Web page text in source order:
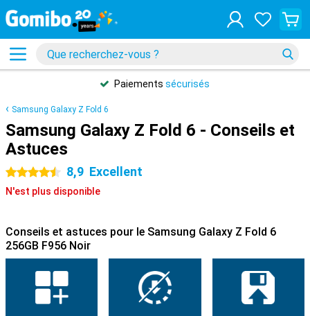
Paiements sécurisés
Samsung Galaxy Z Fold 6
Samsung Galaxy Z Fold 6 - Conseils et
Astuces
4.5 étoiles 8,9 Excellent
N'est plus disponible
Conseils et astuces pour le Samsung Galaxy Z Fold 6
256GB F956 Noir